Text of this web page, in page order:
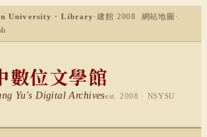
University · Library ·建館 2008 網站地圖 ·
數位文學館
Yu's Digital Archivesest. 2008 · NSYSU